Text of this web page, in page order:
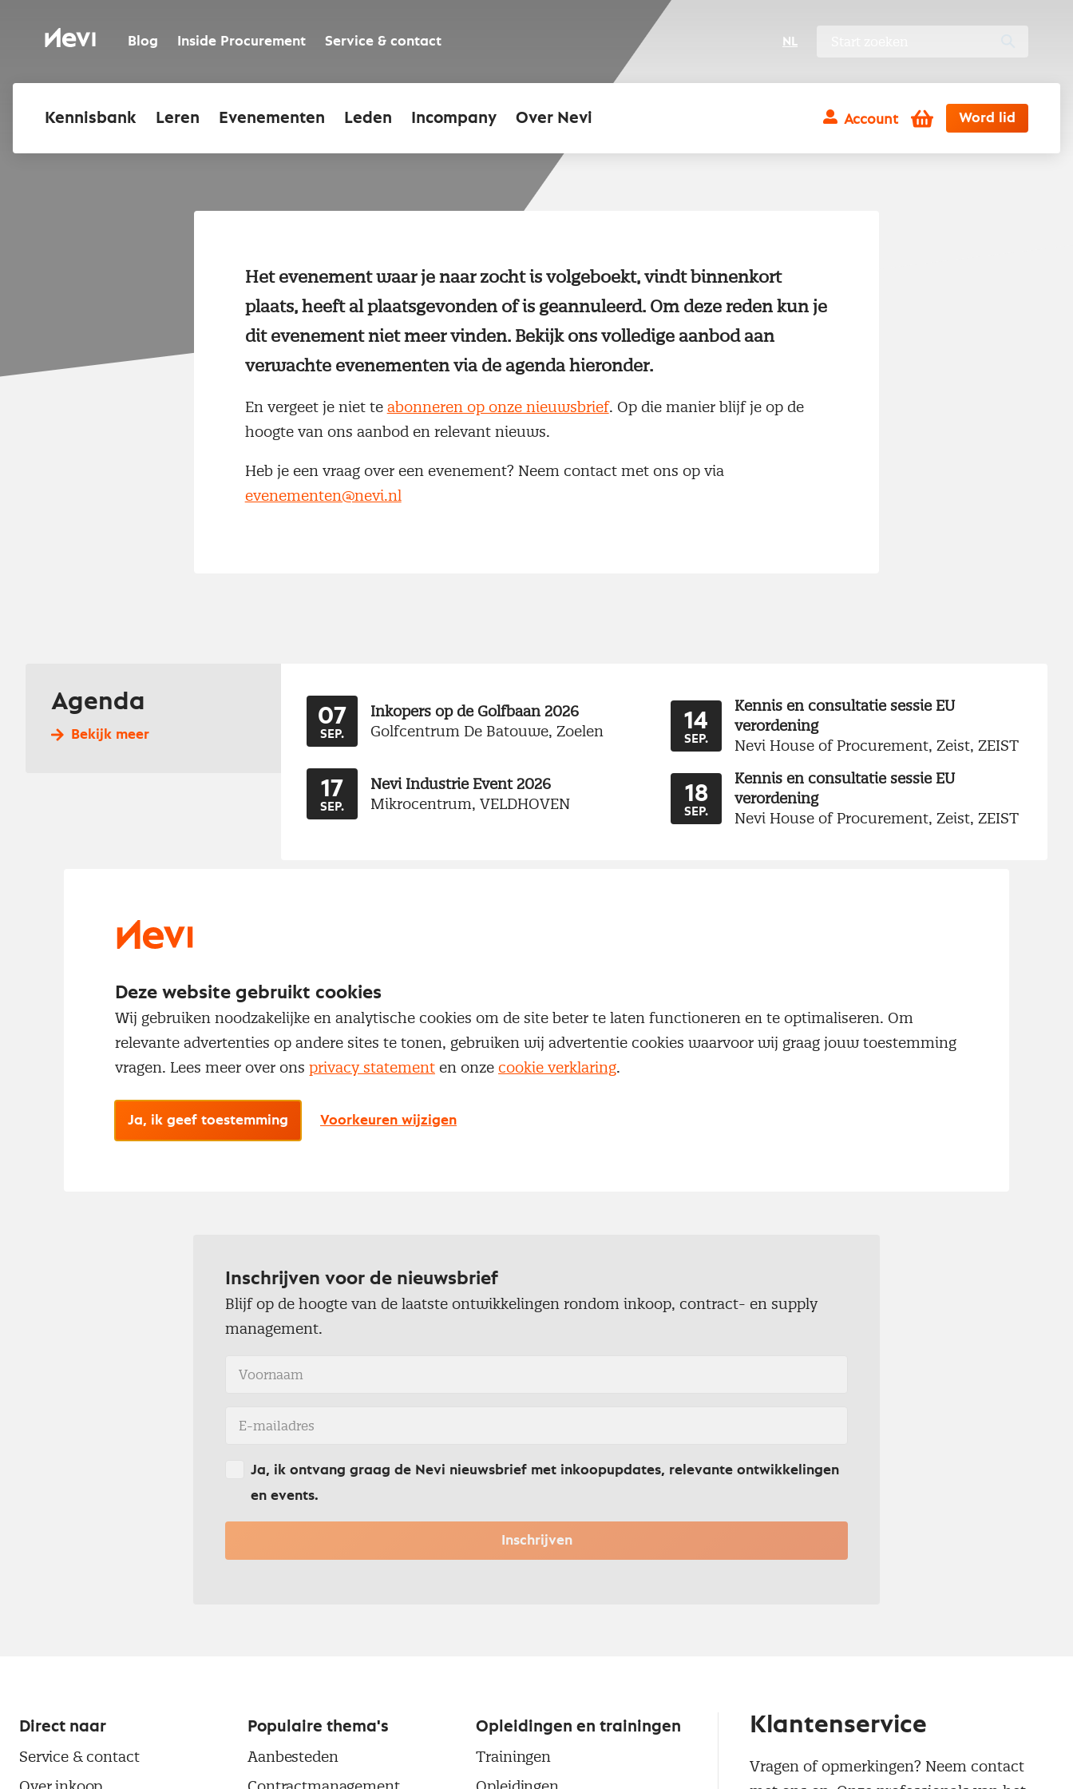
inhoudNevi Blog Inside Procurement Service & contact NL
Kennisbank Leren Evenementen Leden Incompany Over Nevi Account Winkelwagen
Word lid
Het evenement waar je naar zocht is volgeboekt, vindt binnenkort
plaats, heeft al plaatsgevonden of is geannuleerd. Om deze reden kun je
dit evenement niet meer vinden. Bekijk ons volledige aanbod aan
verwachte evenementen via de agenda hieronder.
En vergeet je niet te abonneren op onze nieuwsbrief. Op die manier blijf je op de
hoogte van ons aanbod en relevant nieuws.
Heb je een vraag over een evenement? Neem contact met ons op via
evenementen@nevi.nl
Agenda
Bekijk meer
07
SEP.
Inkopers op de Golfbaan 2026
Golfcentrum De Batouwe, Zoelen
14
SEP.
Kennis en consultatie sessie EU
verordening
Nevi House of Procurement, Zeist, ZEIST
17
SEP.
Nevi Industrie Event 2026
Mikrocentrum, VELDHOVEN
18
SEP.
Kennis en consultatie sessie EU
verordening
Nevi House of Procurement, Zeist, ZEIST
waar wij jou, als inkoopprofessional,
graag bij zien. Zie ik jou op ons
volgende evenement?
Inschrijven voor de nieuwsbrief
Blijf op de hoogte van de laatste ontwikkelingen rondom inkoop, contract- en supply
management.
Ja, ik ontvang graag de Nevi nieuwsbrief met inkoopupdates, relevante ontwikkelingen
en events.
Inschrijven
Direct naar
Service & contact
Populaire thema's
Aanbesteden
Opleidingen en trainingen
Trainingen
Klantenservice
Vragen of opmerkingen? Neem contact
Deze website gebruikt cookies
Wij gebruiken noodzakelijke en analytische cookies om de site beter te laten functioneren en te optimaliseren. Om
relevante advertenties op andere sites te tonen, gebruiken wij advertentie cookies waarvoor wij graag jouw toestemming
vragen. Lees meer over ons privacy statement en onze cookie verklaring.
Ja, ik geef toestemming Voorkeuren wijzigen